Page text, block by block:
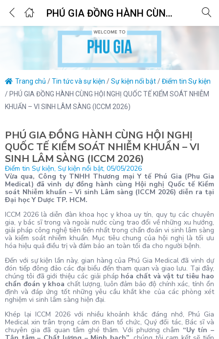
PHÚ GIA ĐỒNG HÀNH CÙNG HỘI NGHỊ QUỐC TẾ KIỂM SOÁT NHIỄM KHUẨN – VI SINH LÂM SÀNG (ICCM 2026)
Login
Enter your username and password to login.
Remember me Lost password?
Trang chủ /Tin tức và sự kiện /Sự kiện nổi bật/Điểm tin Sự kiện
/ PHÚ GIA ĐỒNG HÀNH CÙNG HỘI NGHỊ QUỐC TẾ KIỂM SOÁT NHIỄM
KHUẨN – VI SINH LÂM SÀNG (ICCM 2026)
PHÚ GIA ĐỒNG HÀNH CÙNG HỘI NGHỊ
QUỐC TẾ KIỂM SOÁT NHIỄM KHUẨN – VI
SINH LÂM SÀNG (ICCM 2026)
Điểm tin Sự kiện, Sự kiện nổi bật, 05/05/2026
Vừa qua, Công ty TNHH Thương mại Y tế Phú Gia (Phu Gia
Medical) đã vinh dự đồng hành cùng Hội nghị Quốc tế Kiểm
soát Nhiễm khuẩn – Vi sinh Lâm sàng (ICCM 2026) diễn ra tại
Đại học Y Dược TP. HCM.
ICCM 2026 là diễn đàn khoa học y khoa uy tín, quy tụ các chuyên
gia, y bác sĩ trong và ngoài nước cùng trao đổi về những xu hướng,
giải pháp công nghệ tiên tiến nhất trong chẩn đoán vi sinh lâm sàng
và kiểm soát nhiễm khuẩn. Mục tiêu chung của hội nghị là tối ưu
hóa hiệu quả điều trị và đảm bảo an toàn tối đa cho người bệnh.
Đến với sự kiện lần này, gian hàng của Phú Gia Medical đã vinh dự
đón tiếp đông đảo các đại biểu đến tham quan và giao lưu. Tại đây,
chúng tôi đã giới thiệu các giải pháp hóa chất và vật tư tiêu hao
chẩn đoán y khoa chất lượng, luôn đảm bảo độ chính xác, tính ổn
định và đáp ứng tốt những yêu cầu khắt khe của các phòng xét
nghiệm vi sinh lâm sàng hiện đại.
Khép lại ICCM 2026 với nhiều khoảnh khắc đáng nhớ, Phú Gia
Medical xin trân trọng cảm ơn Ban tổ chức, Quý đối tác, Bác sĩ và
chuyên gia đã quan tâm ghé thăm. Với phương châm “Uy tín –